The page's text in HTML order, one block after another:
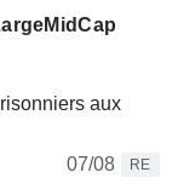
aux
07/08
RE